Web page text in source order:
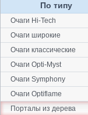
По типу
Очаги Hi-Tech
Очаги широкие
Очаги классические
Очаги Opti-Myst
Очаги Symphony
Очаги Optiflame
Порталы из дерева